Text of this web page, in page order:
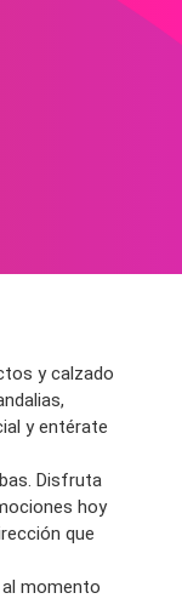
y calzado
y entérate
Disfruta
hoy
que
momento